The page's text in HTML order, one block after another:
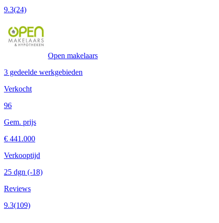
9.3(24)
Open makelaars
3 gedeelde werkgebieden
Verkocht
96
Gem. prijs
€ 441.000
Verkooptijd
25 dgn (-18)
Reviews
9.3(109)